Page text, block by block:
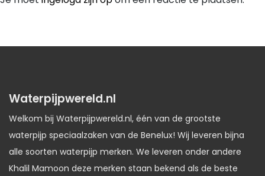
Waterpijpwereld.nl
Welkom bij Waterpijpwereld.nl, één van de grootste
waterpijp speciaalzaken van de Benelux! Wij leveren bijna
alle soorten waterpijp merken. We leveren onder andere
Khalil Mamoon deze merken staan bekend als de beste